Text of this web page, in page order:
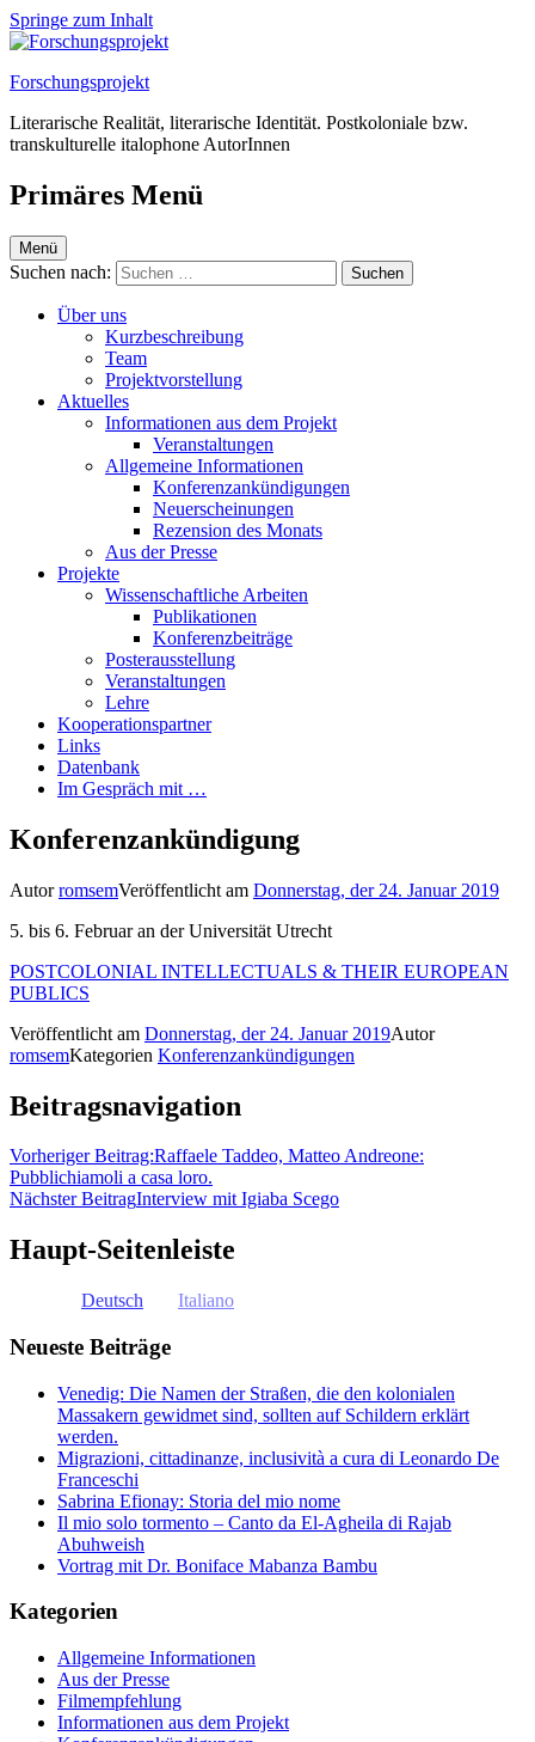
Springe zum Inhalt
Forschungsprojekt
Literarische Realität, literarische Identität. Postkoloniale bzw.
transkulturelle italophone AutorInnen
Primäres Menü
Menü
Suchen nach:
Über uns
Kurzbeschreibung
Team
Projektvorstellung
Aktuelles
Informationen aus dem Projekt
Veranstaltungen
Allgemeine Informationen
Konferenzankündigungen
Neuerscheinungen
Rezension des Monats
Aus der Presse
Projekte
Wissenschaftliche Arbeiten
Publikationen
Konferenzbeiträge
Posterausstellung
Veranstaltungen
Lehre
Kooperationspartner
Links
Datenbank
Im Gespräch mit …
Konferenzankündigung
AutorromsemVeröffentlicht am Donnerstag, der 24. Januar 2019
5. bis 6. Februar an der Universität Utrecht
POSTCOLONIAL INTELLECTUALS & THEIR EUROPEAN
PUBLICS
Veröffentlicht am Donnerstag, der 24. Januar 2019Autor
romsemKategorien Konferenzankündigungen
Beitragsnavigation
Vorheriger Beitrag:Raffaele Taddeo, Matteo Andreone:
Pubblichiamoli a casa loro.
Nächster BeitragInterview mit Igiaba Scego
Haupt-Seitenleiste
Deutsch Italiano
Neueste Beiträge
Venedig: Die Namen der Straßen, die den kolonialen
Massakern gewidmet sind, sollten auf Schildern erklärt
werden.
Migrazioni, cittadinanze, inclusività a cura di Leonardo De
Franceschi
Sabrina Efionay: Storia del mio nome
Il mio solo tormento – Canto da El-Agheila di Rajab
Abuhweish
Vortrag mit Dr. Boniface Mabanza Bambu
Kategorien
Allgemeine Informationen
Aus der Presse
Filmempfehlung
Informationen aus dem Projekt